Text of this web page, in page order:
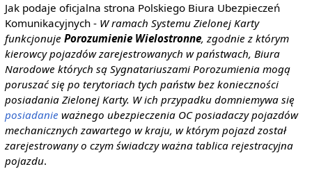
Jak podaje oficjalna strona Polskiego Biura Ubezpieczeń
Komunikacyjnych - W ramach Systemu Zielonej Karty
funkcjonuje Porozumienie Wielostronne, zgodnie z którym
kierowcy pojazdów zarejestrowanych w państwach, Biura
Narodowe których są Sygnatariuszami Porozumienia mogą
poruszać się po terytoriach tych państw bez konieczności
posiadania Zielonej Karty. W ich przypadku domniemywa się
posiadanie ważnego ubezpieczenia OC posiadaczy pojazdów
mechanicznych zawartego w kraju, w którym pojazd został
zarejestrowany o czym świadczy ważna tablica rejestracyjna
pojazdu.